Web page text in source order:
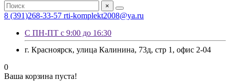
×
8 (391)268-33-57 rti-komplekt2008@ya.ru
С ПН-ПТ с 9:00 до 16:30
г. Красноярск, улица Калинина, 73д, стр 1, офис 2-04
0
Ваша корзина пуста!